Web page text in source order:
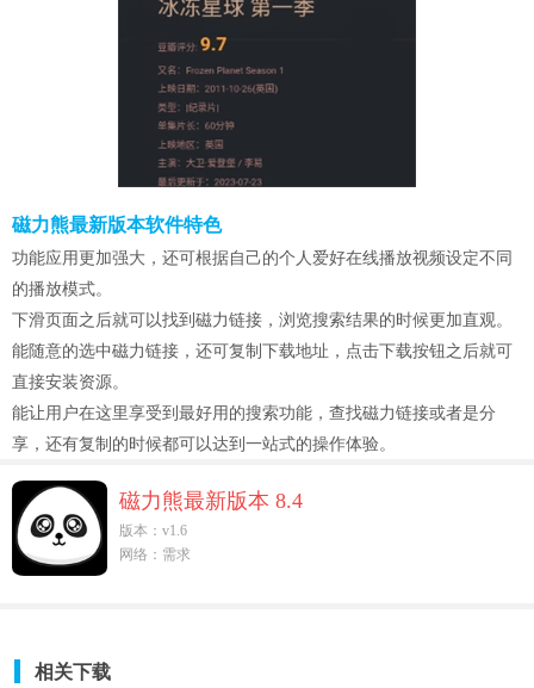
磁力熊最新版本软件特色
功能应用更加强大，还可根据自己的个人爱好在线播放视频设定不同
的播放模式。
下滑页面之后就可以找到磁力链接，浏览搜索结果的时候更加直观。
能随意的选中磁力链接，还可复制下载地址，点击下载按钮之后就可
直接安装资源。
能让用户在这里享受到最好用的搜索功能，查找磁力链接或者是分
享，还有复制的时候都可以达到一站式的操作体验。
磁力熊最新版本 8.4
版本：v1.6
网络：需求
相关下载